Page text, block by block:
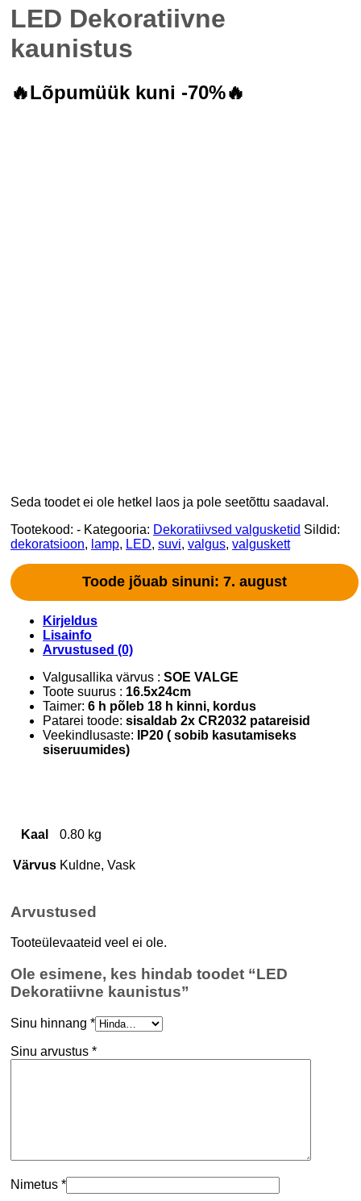
LED Dekoratiivne
kaunistus
🔥Lõpumüük kuni -70%🔥
Seda toodet ei ole hetkel laos ja pole seetõttu saadaval.
Tootekood: - Kategooria: Dekoratiivsed valgusketid Sildid:
dekoratsioon, lamp, LED, suvi, valgus, valguskett
Toode jõuab sinuni: 7. august
Kirjeldus
Lisainfo
Arvustused (0)
Valgusallika värvus : SOE VALGE
Toote suurus : 16.5x24cm
Taimer: 6 h põleb 18 h kinni, kordus
Patarei toode: sisaldab 2x CR2032 patareisid
Veekindlusaste: IP20 ( sobib kasutamiseks
siseruumides)
Kaal 0.80 kg
Värvus Kuldne, Vask
Arvustused
Tooteülevaateid veel ei ole.
Ole esimene, kes hindab toodet “LED
Dekoratiivne kaunistus”
Sinu hinnang *
Sinu arvustus *
Nimetus *